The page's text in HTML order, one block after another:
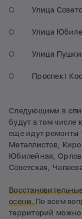
Улица
Улица
Улица
Проспект
Следующими в
будут в том числе
еще идут ремонты
Металлистов,
Юбилейная,
Советская,
осени.По всем
территорий можно